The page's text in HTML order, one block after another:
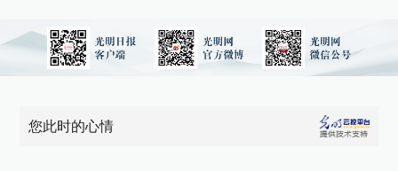
您此时的心情